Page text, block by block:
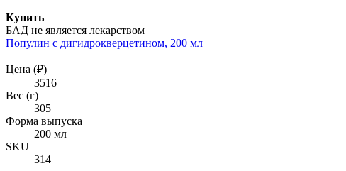
Купить
БАД не является лекарством
Популин с дигидрокверцетином, 200 мл
Цена (₽)
3516
Вес (г)
305
Форма выпуска
200 мл
SKU
314